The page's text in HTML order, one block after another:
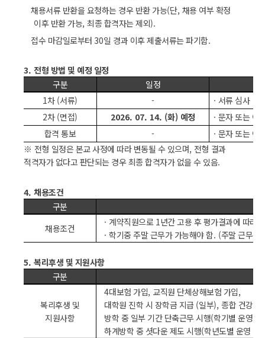
채용서류 반환을 요청하는 경우 반환 가능(단, 채용 여부 확정
이후 반환 가능,최종 합격자는 제외).
접수 마감일로부터 30일 경과 이후 제출서류는 파기함.
3. 전형 방법 및 예정 일정
구분
일정
1차 (서류) - · 서류 심사
2차 (면접) 2026. 07. 14. (화) 예정 · 문자 또는 이
합격 통보
- · 문자 또는 이
※ 전형 일정은 본교 사정에 따라 변동될 수 있으며, 전형 결과
적격자가 없다고 판단되는 경우 최종 합격자가 없을 수 있음.
4. 채용조건
구분
채용조건
· 계약직원으로 1년간 고용 후 평가결과에 따라
·학기중 주말 근무가 가능해야 함. (주말 근무는
5. 복리후생 및 지원사항
구분
복리후생 및
지원사항
4대보험 가입, 교직원 단체상해보험 가입,
대학원 진학 시 장학금 지급 (일부),종합 건강검
방학 중 일부 기간 단축근무 시행(학기별 운영 여
하계방학 중 셧다운 제도 시행(학년도별 운영 여